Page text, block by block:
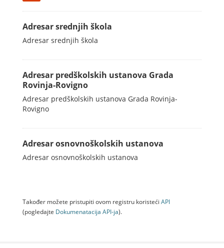
Adresar srednjih škola
Adresar srednjih škola
Adresar predškolskih ustanova Grada
Rovinja-Rovigno
Adresar predškolskih ustanova Grada Rovinja-
Rovigno
Adresar osnovnoškolskih ustanova
Adresar osnovnoškolskih ustanova
Također možete pristupiti ovom registru koristeći API
(pogledajte Dokumenаtаcijа API-jа).